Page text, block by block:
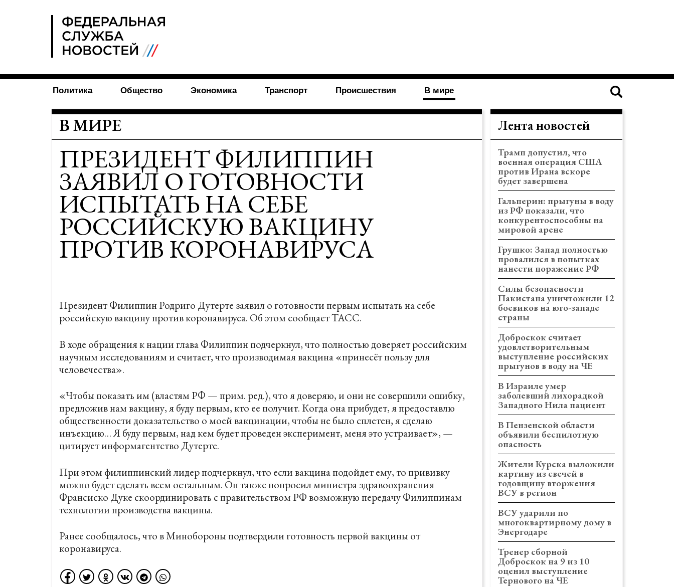
Политика Общество Экономика Транспорт Происшествия В мире
В МИРЕ
ПРЕЗИДЕНТ ФИЛИППИН
ЗАЯВИЛ О ГОТОВНОСТИ
ИСПЫТАТЬ НА СЕБЕ
РОССИЙСКУЮ ВАКЦИНУ
ПРОТИВ КОРОНАВИРУСА
Президент Филиппин Родриго Дутерте заявил о готовности первым испытать на себе
российскую вакцину против коронавируса. Об этом сообщаетТАСС.
В ходе обращения к нации глава Филиппин подчеркнул, что полностью доверяет российским
научным исследованиям и считает, что производимая вакцина «принесёт пользу для
человечества».
«Чтобы показать им (властям РФ — прим. ред.), что я доверяю, и они не совершили ошибку,
предложив нам вакцину, я буду первым, кто ее получит. Когда она прибудет, я предоставлю
общественности доказательство о моей вакцинации, чтобы не было сплетен, я сделаю
инъекцию… Я буду первым, над кем будет проведен эксперимент, меня это устраивает», —
цитирует информагентство Дутерте.
При этом филиппинский лидер подчеркнул, что если вакцина подойдет ему, то прививку
можно будет сделать всем остальным. Он также попросил министра здравоохранения
Франсиско Дуке скоординировать с правительством РФ возможную передачу Филиппинам
технологии производства вакцины.
Ранее сообщалось, что в Минобороныподтвердили готовность первой вакцины от
коронавируса.
Лента новостей
Трамп допустил, что
военная операция США
против Ирана вскоре
будет завершена
Гальперин: прыгуны в воду
из РФ показали, что
конкурентоспособны на
мировой арене
Грушко: Запад полностью
провалился в попытках
нанести поражение РФ
Силы безопасности
Пакистана уничтожили 12
боевиков на юго-западе
страны
Доброскок считает
удовлетворительным
выступление российских
прыгунов в воду на ЧЕ
В Израиле умер
заболевший лихорадкой
Западного Нила пациент
В Пензенской области
объявили беспилотную
опасность
Жители Курска выложили
картину из свечей в
годовщину вторжения
ВСУ в регион
ВСУ ударили по
многоквартирному дому в
Энергодаре
Тренер сборной
Доброскок на 9 из 10
оценил выступление
Тернового на ЧЕ